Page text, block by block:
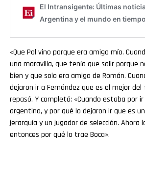
«Que Pol vino porque era amigo mío.
una maravilla, que tenía que salir porque
bien y que solo era amigo de Román.
dejaron ir a Fernández que es el mejor
repasó. Y completó: «Cuando estaba por
argentino, y por qué lo dejaron ir que es
jerarquía y un jugador de selección. Ahora
entonces por qué lo trae Boca».